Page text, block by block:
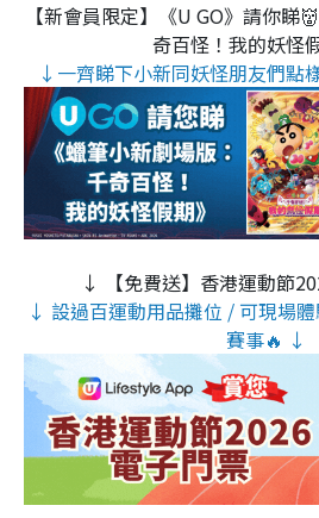
【新會員限定】《U GO》請你睇
奇百怪！我的妖怪
↓一齊睇下小新同妖怪朋友們點
↓ 【免費送】香港運動節
↓ 設過百運動用品攤位 / 可現場
賽事🔥 ↓